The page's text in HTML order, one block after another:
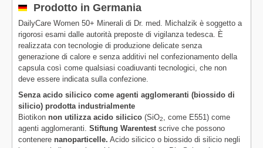
Prodotto in Germania
DailyCare Women 50+ Minerali di Dr. med. Michalzik è soggetto a
rigorosi esami dalle autorità preposte di vigilanza tedesca. È
realizzata con tecnologie di produzione delicate senza
generazione di calore e senza additivi nel confezionamento della
capsula così come qualsiasi coadiuvanti tecnologici, che non
deve essere indicata sulla confezione.
Senza acido silicico come agenti agglomeranti (biossido di
silicio) prodotta industrialmente
Biotikon non utilizza acido silicico (SiO2
, come E551) come
agenti agglomeranti. Stiftung Warentest scrive che possono
contenere nanoparticelle. Acido silicico o biossido di silicio negli